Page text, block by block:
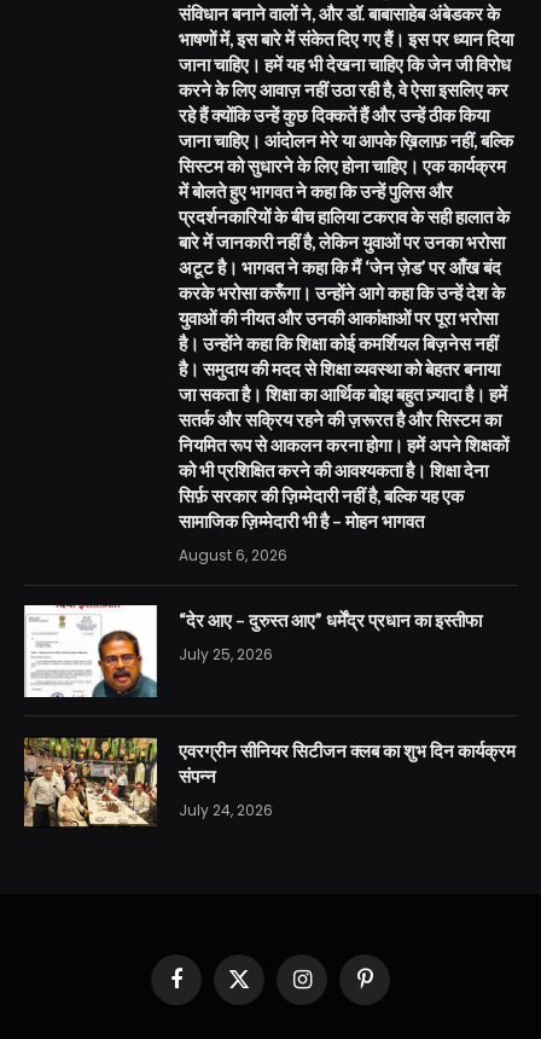
संविधान बनाने वालों ने, और डॉ. बाबासाहेब अंबेडकर के
भाषणों में, इस बारे में संकेत दिए गए हैं। इस पर ध्यान दिया
जाना चाहिए। हमें यह भी देखना चाहिए कि जेन जी विरोध
करने के लिए आवाज़ नहीं उठा रही है, वे ऐसा इसलिए कर
रहे हैं क्योंकि उन्हें कुछ दिक्कतें हैं और उन्हें ठीक किया
जाना चाहिए। आंदोलन मेरे या आपके ख़िलाफ़ नहीं, बल्कि
सिस्टम को सुधारने के लिए होना चाहिए। एक कार्यक्रम
में बोलते हुए भागवत ने कहा कि उन्हें पुलिस और
प्रदर्शनकारियों के बीच हालिया टकराव के सही हालात के
बारे में जानकारी नहीं है, लेकिन युवाओं पर उनका भरोसा
अटूट है। भागवत ने कहा कि मैं ‘जेन ज़ेड’ पर आँख बंद
करके भरोसा करूँगा। उन्होंने आगे कहा कि उन्हें देश के
युवाओं की नीयत और उनकी आकांक्षाओं पर पूरा भरोसा
है। उन्होंने कहा कि शिक्षा कोई कमर्शियल बिज़नेस नहीं
है। समुदाय की मदद से शिक्षा व्यवस्था को बेहतर बनाया
जा सकता है। शिक्षा का आर्थिक बोझ बहुत ज़्यादा है। हमें
सतर्क और सक्रिय रहने की ज़रूरत है और सिस्टम का
नियमित रूप से आकलन करना होगा। हमें अपने शिक्षकों
को भी प्रशिक्षित करने की आवश्यकता है। शिक्षा देना
सिर्फ़ सरकार की ज़िम्मेदारी नहीं है, बल्कि यह एक
सामाजिक ज़िम्मेदारी भी है – मोहन भागवत
August 6, 2026
“देर आए – दुरुस्त आए” धर्मेंद्र प्रधान का इस्तीफा
July 25, 2026
एवरग्रीन सीनियर सिटीजन क्लब का शुभ दिन कार्यक्रम
संपन्न
July 24, 2026
FacebookX
(Twitter)
InstagramPinterest